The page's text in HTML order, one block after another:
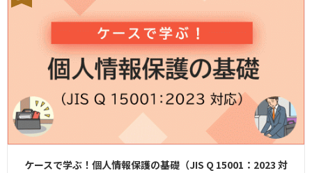
ケースで学ぶ！個人情報保護の基礎（JIS Q 15001：2023 対